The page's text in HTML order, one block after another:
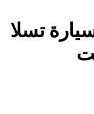
تسلا